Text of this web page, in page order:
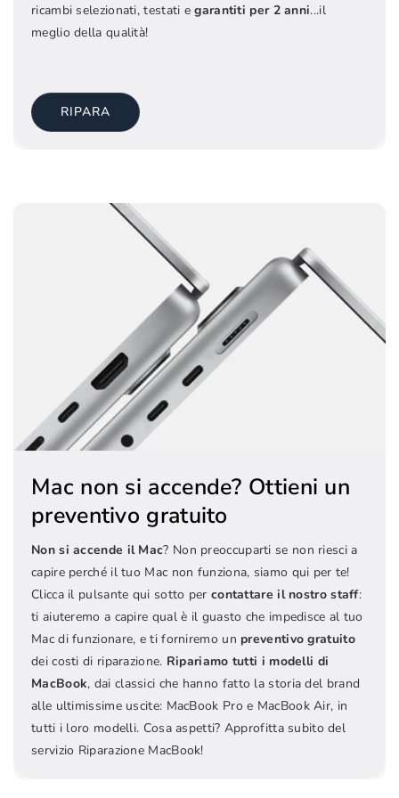
ricambi selezionati, testati e garantiti per 2 anni...il
meglio della qualità!
RIPARA
Mac non si accende? Ottieni un
preventivo gratuito
Non si accende il Mac? Non preoccuparti se non riesci a
capire perché il tuo Mac non funziona, siamo qui per te!
Clicca il pulsante qui sotto per contattare il nostro staff:
ti aiuteremo a capire qual è il guasto che impedisce al tuo
Mac di funzionare, e ti forniremo un preventivo gratuito
dei costi di riparazione. Ripariamo tutti i modelli di
MacBook, dai classici che hanno fatto la storia del brand
alle ultimissime uscite: MacBook Pro e MacBook Air, in
tutti i loro modelli. Cosa aspetti? Approfitta subito del
servizio Riparazione MacBook!